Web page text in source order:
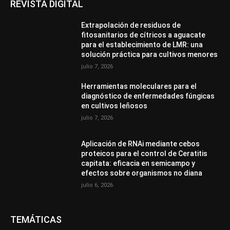
REVISTA DIGITAL
Extrapolación de residuos de
fitosanitarios de cítricos a aguacate
para el establecimiento de LMR: una
solución práctica para cultivos menores
julio 7, 2026
Herramientas moleculares para el
diagnóstico de enfermedades fúngicas
en cultivos leñosos
julio 7, 2026
Aplicación de RNAi mediante cebos
proteicos para el control de Ceratitis
capitata: eficacia en semicampo y
efectos sobre organismos no diana
julio 6, 2026
TEMÁTICAS